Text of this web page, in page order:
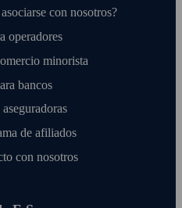
con nosotros?
operadores
minorista
bancos
aseguradoras
de afiliados
con nosotros